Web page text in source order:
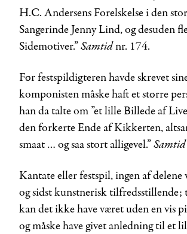
H.C. Andersens Forelskelse i den
Sangerinde Jenny Lind, og desuden
Sidemotiver.”Samtidnr. 174.
Før festspildigteren havde skrevet
komponisten måske haft et større
han da talte om ”et lille Billede af
den forkerte Ende af Kikkerten,
smaat … og saa stort alligevel.”Samtid
Kantate eller festspil, ingen af delene
og sidst kunstnerisk tilfredsstillende;
kan det ikke have været uden en vis
og måske have givet anledning til et